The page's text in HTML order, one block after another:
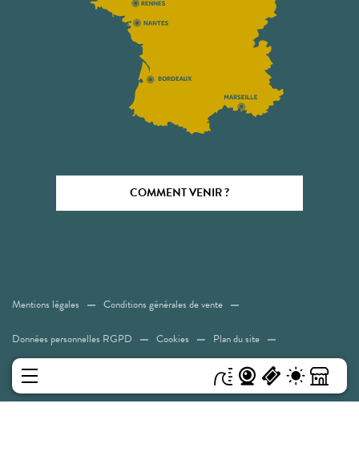
COMMENT VENIR ?
Mentions légales Conditions générales de vente
Données personnelles RGPD Cookies Plan du site
Accessibilité: Non conforme